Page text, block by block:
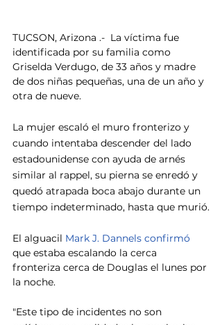
TUCSON, Arizona .-  La víctima fue
identificada por su familia como
Griselda Verdugo, de 33 años y madre
de dos niñas pequeñas, una de un año y
otra de nueve.
La mujer escaló el muro fronterizo y
cuando intentaba descender del lado
estadounidense con ayuda de arnés
similar al rappel, su pierna se enredó y
quedó atrapada boca abajo durante un
tiempo indeterminado, hasta que murió.
El alguacil Mark J. Dannels confirmó
que estaba escalando la cerca
fronteriza cerca de Douglas el lunes por
la noche.
"Este tipo de incidentes no son